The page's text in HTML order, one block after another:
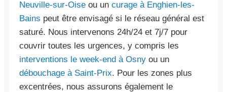
Neuville-sur-Oise ou un curage à Enghien-les-
Bains peut être envisagé si le réseau général est
saturé. Nous intervenons 24h/24 et 7j/7 pour
couvrir toutes les urgences, y compris les
interventions le week-end à Osny ou un
débouchage à Saint-Prix. Pour les zones plus
excentrées, nous assurons également le